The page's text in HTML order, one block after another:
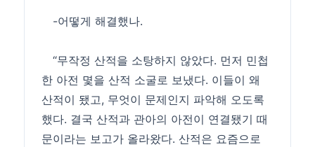
-어떻게 해결했나.
“무작정 산적을 소탕하지 않았다. 먼저 민첩
한 아전 몇을 산적 소굴로 보냈다. 이들이 왜
산적이 됐고, 무엇이 문제인지 파악해 오도록
했다. 결국 산적과 관아의 아전이 연결됐기 때
문이라는 보고가 올라왔다. 산적은 요즘으로